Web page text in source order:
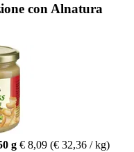
con Alnatura
g € 8,09 (€ 32,36 / kg)